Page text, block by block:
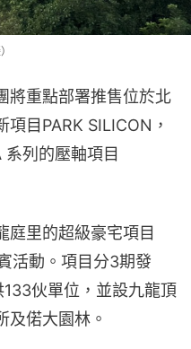
將重點部署推售位於北
目PARK SILICON，
系列的壓軸項目
庭里的超級豪宅項目
活動。項目分3期發
伙單位，並設九龍頂
及偌大園林。